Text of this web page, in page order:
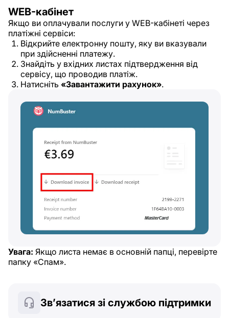
WEB-кабінет
Якщо ви оплачували послуги у WEB-кабінеті через
платіжні сервіси:
Відкрийте електронну пошту, яку ви вказували
при здійсненні платежу.
Знайдіть у вхідних листах підтвердження від
сервісу, що проводив платіж.
Натисніть «Завантажити рахунок».
Увага: Якщо листа немає в основній папці, перевірте
папку «Спам».
Зв’язатися зі службою підтримки